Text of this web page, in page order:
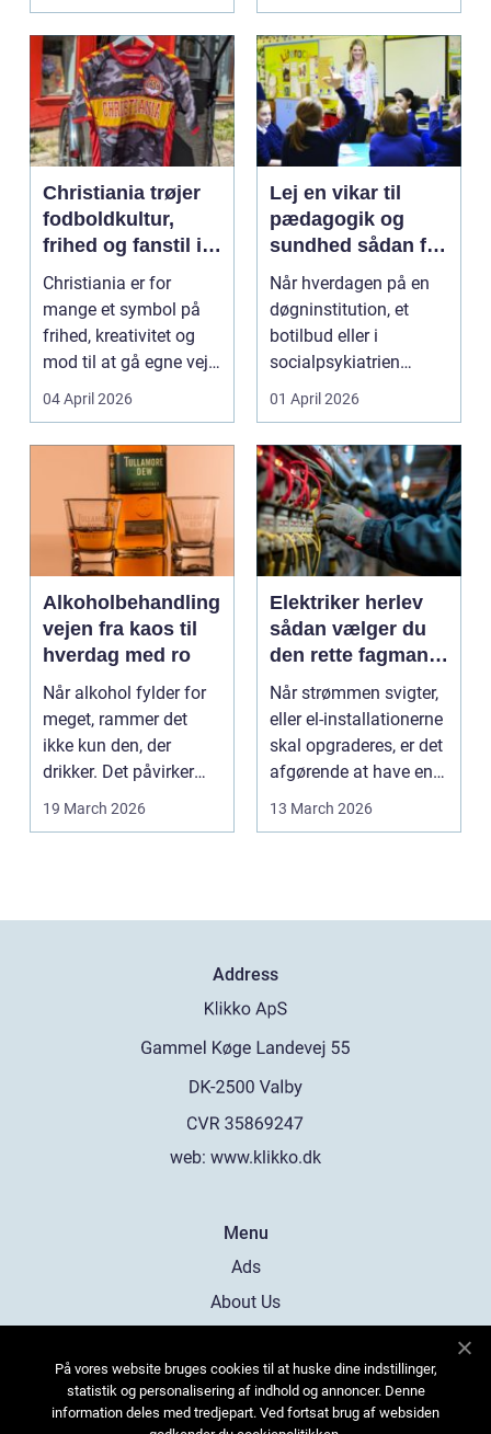
Christiania trøjer
fodboldkultur,
frihed og fanstil i
ét
Christiania er for
mange et symbol på
frihed, kreativitet og
mod til at gå egne veje.
Den samme ånd ...
04 April 2026
Lej en vikar til
pædagogik og
sundhed sådan får
du den rette hjælp
Når hverdagen på en
døgninstitution, et
botilbud eller i
socialpsykiatrien
pludselig ændrer sig,
kan...
01 April 2026
Alkoholbehandling
vejen fra kaos til
hverdag med ro
Når alkohol fylder for
meget, rammer det
ikke kun den, der
drikker. Det påvirker
også familie, arbej...
19 March 2026
Elektriker herlev
sådan vælger du
den rette fagmand
til dine el-opgaver
Når strømmen svigter,
eller el-installationerne
skal opgraderes, er det
afgørende at have en
pålidel...
13 March 2026
Address
web: www.klikko.dk
Menu
Ads
About Us
Contact
Sitemap
På vores website bruges cookies til at huske dine indstillinger,
statistik og personalisering af indhold og annoncer. Denne
information deles med tredjepart. Ved fortsat brug af websiden